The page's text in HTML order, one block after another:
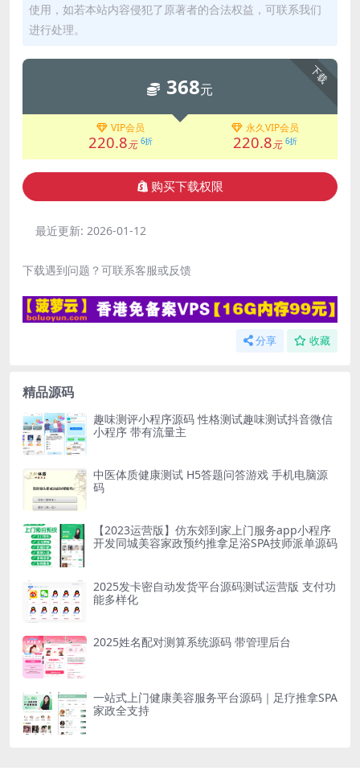
使用，如若本站内容侵犯了原著者的合法权益，可联系我们
进行处理。
下载
368元
VIP会员
220.8元 6折
永久VIP会员
220.8元 6折
购买下载权限
最近更新: 2026-01-12
下载遇到问题？可联系客服或反馈
分享 收藏
精品源码
趣味测评小程序源码 性格测试趣味测试抖音微信
小程序 带有流量主
中医体质健康测试 H5答题问答游戏 手机电脑源
码
【2023运营版】仿东郊到家上门服务app小程序
开发同城美容家政预约推拿足浴SPA技师派单源码
2025发卡密自动发货平台源码测试运营版 支付功
能多样化
2025姓名配对测算系统源码 带管理后台
一站式上门健康美容服务平台源码｜足疗推拿SPA
家政全支持